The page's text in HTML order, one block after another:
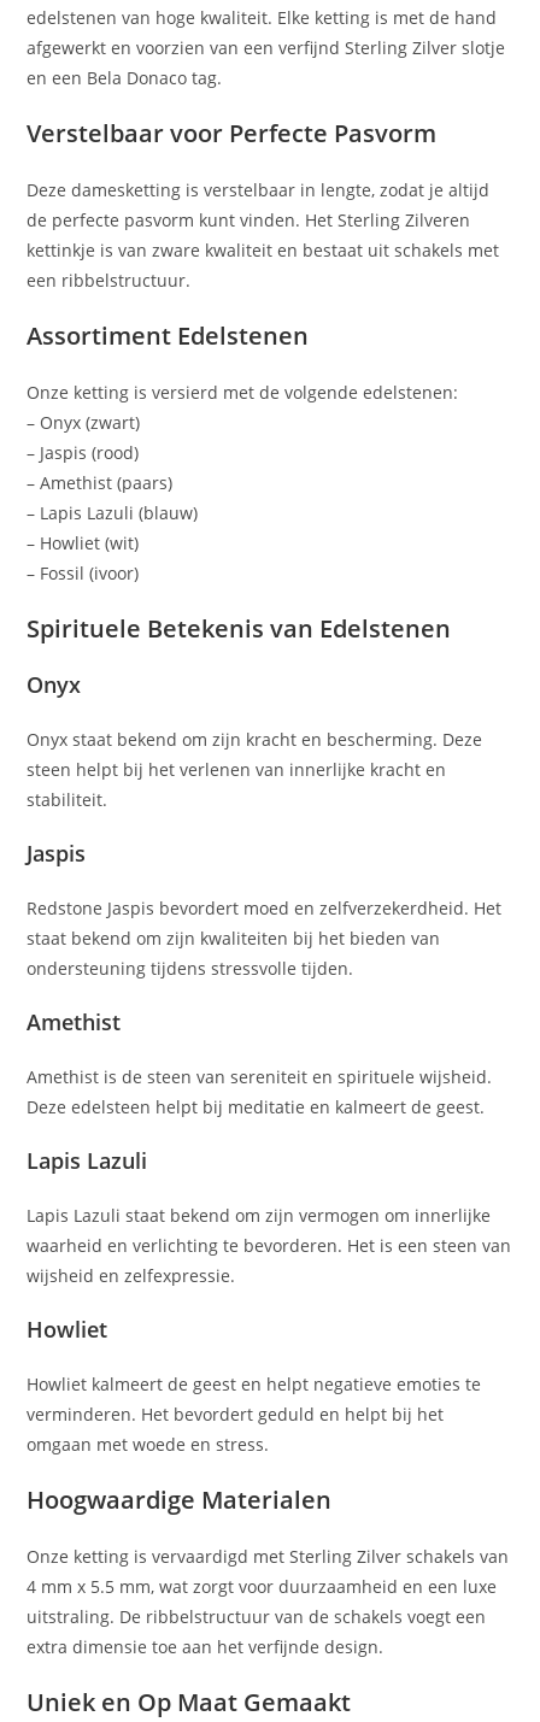
edelstenen van hoge kwaliteit. Elke ketting is met de hand
afgewerkt en voorzien van een verfijnd Sterling Zilver slotje
en een Bela Donaco tag.
Verstelbaar voor Perfecte Pasvorm
Deze damesketting is verstelbaar in lengte, zodat je altijd
de perfecte pasvorm kunt vinden. Het Sterling Zilveren
kettinkje is van zware kwaliteit en bestaat uit schakels met
een ribbelstructuur.
Assortiment Edelstenen
Onze ketting is versierd met de volgende edelstenen:
– Onyx (zwart)
– Jaspis (rood)
– Amethist (paars)
– Lapis Lazuli (blauw)
– Howliet (wit)
– Fossil (ivoor)
Spirituele Betekenis van Edelstenen
Onyx
Onyx staat bekend om zijn kracht en bescherming. Deze
steen helpt bij het verlenen van innerlijke kracht en
stabiliteit.
Jaspis
Redstone Jaspis bevordert moed en zelfverzekerdheid. Het
staat bekend om zijn kwaliteiten bij het bieden van
ondersteuning tijdens stressvolle tijden.
Amethist
Amethist is de steen van sereniteit en spirituele wijsheid.
Deze edelsteen helpt bij meditatie en kalmeert de geest.
Lapis Lazuli
Lapis Lazuli staat bekend om zijn vermogen om innerlijke
waarheid en verlichting te bevorderen. Het is een steen van
wijsheid en zelfexpressie.
Howliet
Howliet kalmeert de geest en helpt negatieve emoties te
verminderen. Het bevordert geduld en helpt bij het
omgaan met woede en stress.
Hoogwaardige Materialen
Onze ketting is vervaardigd met Sterling Zilver schakels van
4 mm x 5.5 mm, wat zorgt voor duurzaamheid en een luxe
uitstraling. De ribbelstructuur van de schakels voegt een
extra dimensie toe aan het verfijnde design.
Uniek en Op Maat Gemaakt